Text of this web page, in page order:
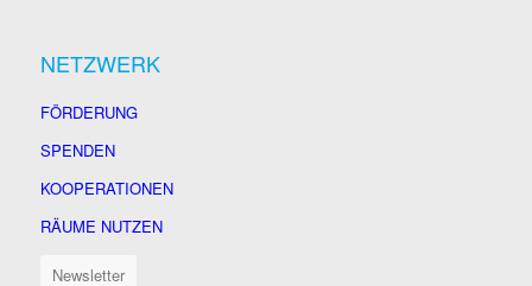
NETZWERK
FÖRDERUNG
SPENDEN
KOOPERATIONEN
RÄUME NUTZEN
Newsletter